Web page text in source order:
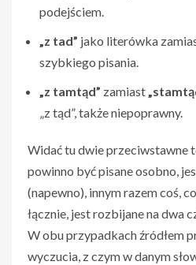
podejściem.
„z tad” jako literówka
szybkiego pisania.
„z tamtąd” zamiast
„z tąd”, także niepoprawny.
Widać tu dwie przeciwstawne
powinno być pisane osobno,
(napewno), innym razem coś,
łącznie, jest rozbijane na dwa
W obu przypadkach źródłem
wyczucia, z czym w danym